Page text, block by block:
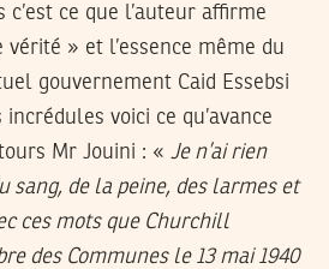
c’est ce que l’auteur affirme
» et l’essence même du
gouvernement Caid Essebsi
voici ce qu’avance
Mr Jouini : « Je n’ai rien
sang, de la peine, des larmes et
ces mots que Churchill
des Communes le 13 mai 1940